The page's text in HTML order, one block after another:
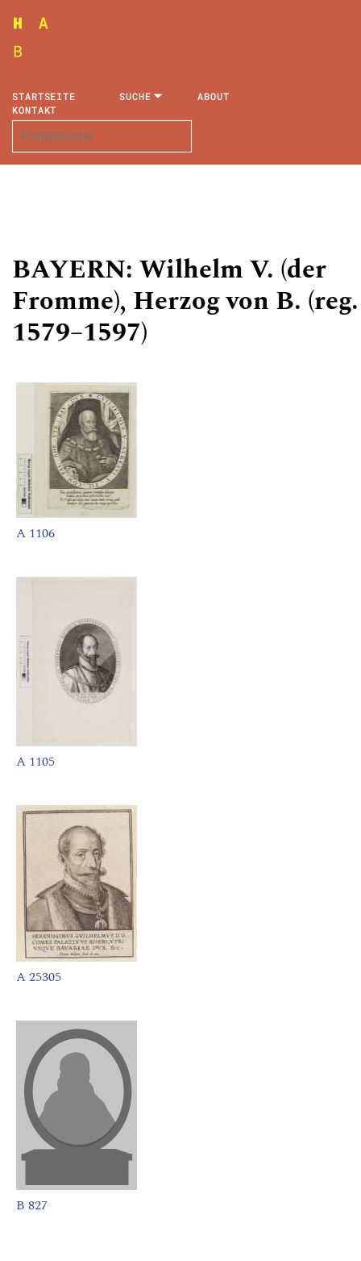
STARTSEITE SUCHE
ABOUT
KONTAKT
BAYERN: Wilhelm V. (der
Fromme), Herzog von B. (reg.
1579–1597)
A 1106
A 1105
A 25305
B 827